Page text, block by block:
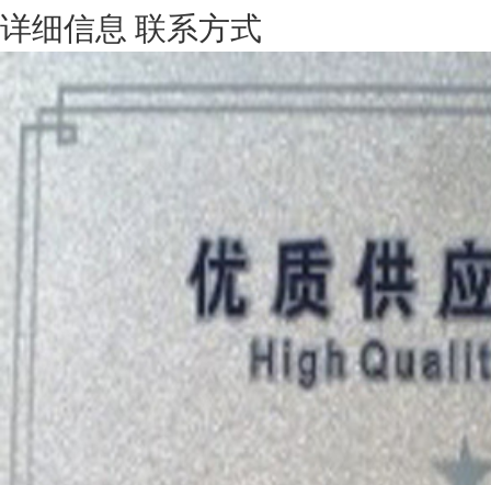
详细信息 联系方式